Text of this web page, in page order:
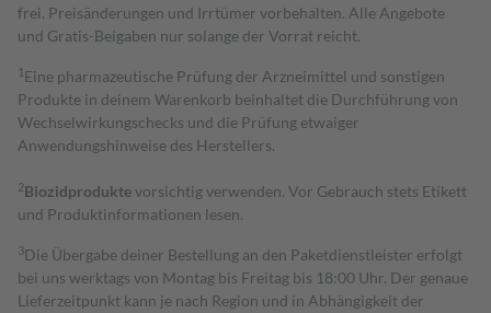
frei. Preisänderungen und Irrtümer vorbehalten. Alle Angebote
und Gratis-Beigaben nur solange der Vorrat reicht.
1 Eine pharmazeutische Prüfung der Arzneimittel und sonstigen
Produkte in deinem Warenkorb beinhaltet die Durchführung von
Wechselwirkungschecks und die Prüfung etwaiger
Anwendungshinweise des Herstellers.
2Biozidproduktevorsichtig verwenden. Vor Gebrauch stets Etikett
und Produktinformationen lesen.
3Die Übergabe deiner Bestellung an den Paketdienstleister erfolgt
bei uns werktags von Montag bis Freitag bis 18:00 Uhr. Der genaue
Lieferzeitpunkt kann je nach Region und in Abhängigkeit der